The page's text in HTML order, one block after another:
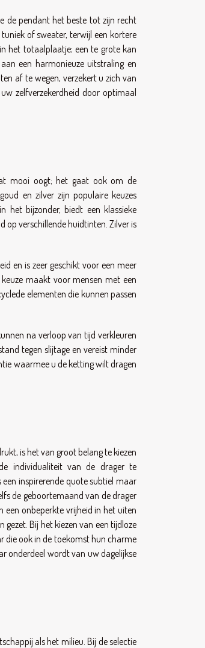
de pendant het beste tot zijn recht
of sweater, terwijl een kortere
het totaalplaatje; een te grote kan
een harmonieuze uitstraling en
af te wegen, verzekert u zich van
zelfverzekerdheid door optimaal
mooi oogt; het gaat ook om de
en zilver zijn populaire keuzes
het bijzonder, biedt een klassieke
op verschillende huidtinten. Zilver is
en is zeer geschikt voor een meer
maakt voor mensen met een
elementen die kunnen passen
na verloop van tijd verkleuren
tegen slijtage en vereist minder
waarmee u de ketting wilt dragen
is het van groot belang te kiezen
individualiteit van de drager te
inspirerende quote subtiel maar
de geboortemaand van de drager
een onbeperkte vrijheid in het uiten
Bij het kiezen van een tijdloze
die ook in de toekomst hun charme
onderdeel wordt van uw dagelijkse
als het milieu. Bij de selectie